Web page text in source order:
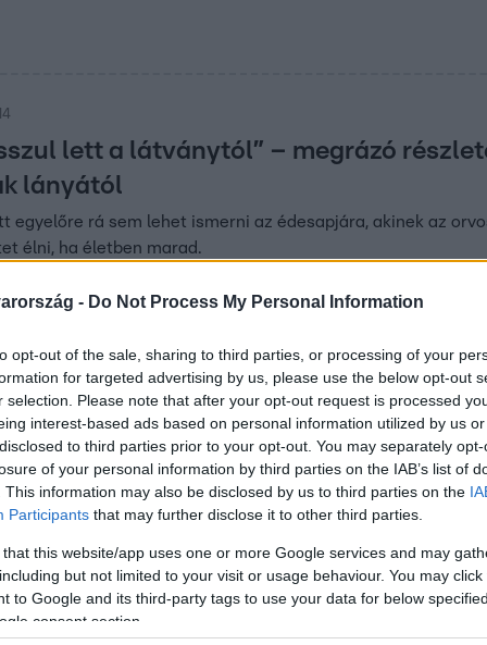
- Do Not Process My Personal Information
opt-out of the sale, sharing to third parties, or processing of your
for targeted advertising by us, please use the below opt-out
selection. Please note that after your opt-out request is processed
interest-based ads based on personal information utilized by us
to third parties prior to your opt-out. You may separately
of your personal information by third parties on the IAB’s list of
This information may also be disclosed by us to third parties on the
Participants that may further disclose it to other third parties.
that this website/app uses one or more Google services and may
but not limited to your visit or usage behaviour. You may
to Google and its third-party tags to use your data for below
consent section.
lett a látványtól” – megrázó
lányától
egyelőre rá sem lehet ismerni az édesapjára, akinek az
élni, ha életben marad.
képtelenek vagyunk bemenni a fiunk
rendőr édesanyja
rendőrtragédia után sincs gyanúsított, a szülők
el egy kisfiút és nagymamáját
és nagymamát gázolt el egy autós. A Híradónak nyilatkozó